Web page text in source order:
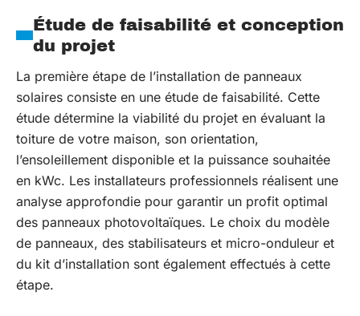
Étude de faisabilité et conception
du projet
La première étape de l’installation de panneaux
solaires consiste en une étude de faisabilité. Cette
étude détermine la viabilité du projet en évaluant la
toiture de votre maison, son orientation,
l’ensoleillement disponible et la puissance souhaitée
en kWc. Les installateurs professionnels réalisent une
analyse approfondie pour garantir un profit optimal
des panneaux photovoltaïques. Le choix du modèle
de panneaux, des stabilisateurs et micro-onduleur et
du kit d’installation sont également effectués à cette
étape.